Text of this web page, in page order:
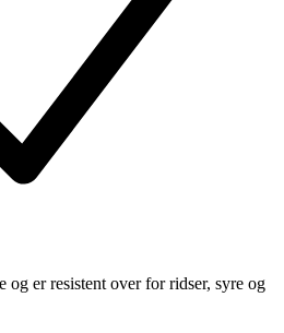
og er resistent over for ridser, syre og